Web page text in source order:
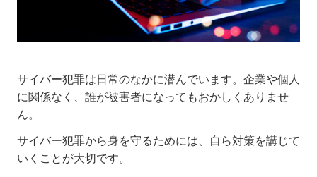
サイバー犯罪は日常のなかに潜んでいます。企業や個人
に関係なく、誰が被害者になってもおかしくありませ
ん。
サイバー犯罪から身を守るためには、自ら対策を講じて
いくことが大切です。